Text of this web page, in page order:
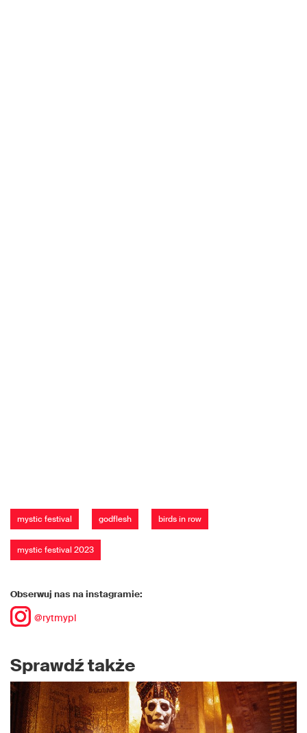
mystic festival godflesh birds in row
mystic festival 2023
Obserwuj nas na instagramie:
@rytmypl
Sprawdź także